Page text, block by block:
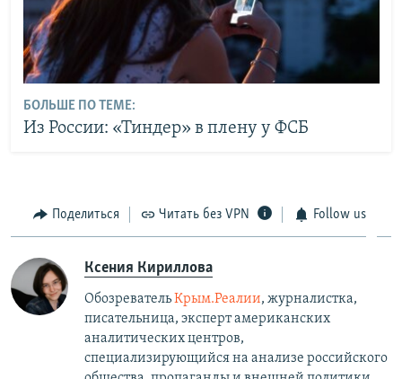
БОЛЬШЕ ПО ТЕМЕ:
Из России: «Тиндер» в плену у ФСБ
Поделиться Читать без VPN Follow us
Ксения Кириллова
ОбозревательКрым.Реалии, журналистка,
писательница, эксперт американских
аналитических центров,
специализирующийся на анализе российского